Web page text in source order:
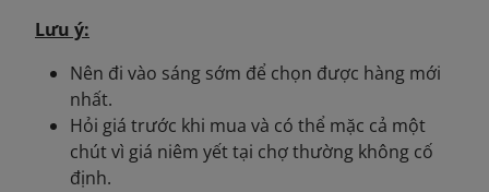
Lưu ý:
Nên đi vào sáng sớm để chọn được hàng mới
nhất.
Hỏi giá trước khi mua và có thể mặc cả một
chút vì giá niêm yết tại chợ thường không cố
định.